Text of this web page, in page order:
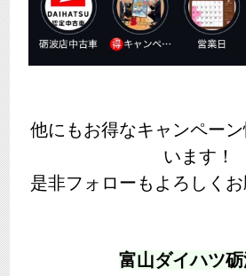
他にもお得なキャンペー
います！
是非フォローもよろしく
富山ダイハツ